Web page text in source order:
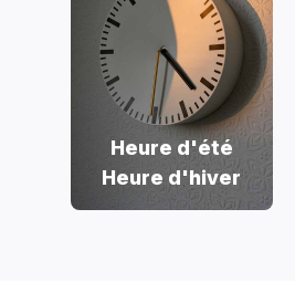
Heure d'été
Heure d'hiver